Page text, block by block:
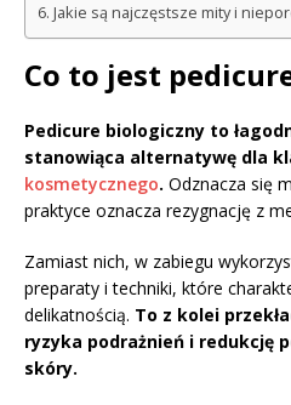
Jakie są najczęstsze mity i
Co to jest
Pedicure biologiczny to
stanowiąca alternatywę dla
kosmetycznego. Odznacza się
praktyce oznacza rezygnację z
Zamiast nich, w zabiegu
preparaty i techniki, które
delikatnością. To z kolei
ryzyka podrażnień i redukcję
skóry.